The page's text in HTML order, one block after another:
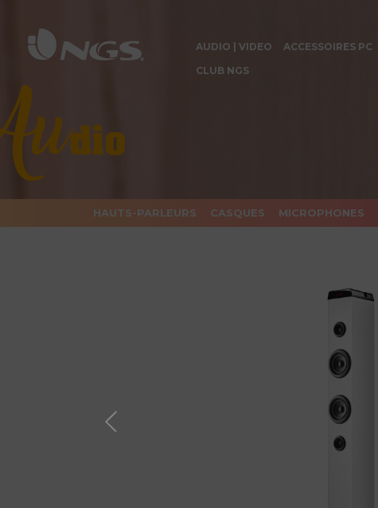
AUDIO | VIDEO ACCESSOIRES PC
CLUB NGS
HAUTS-PARLEURS CASQUES MICROPHONES